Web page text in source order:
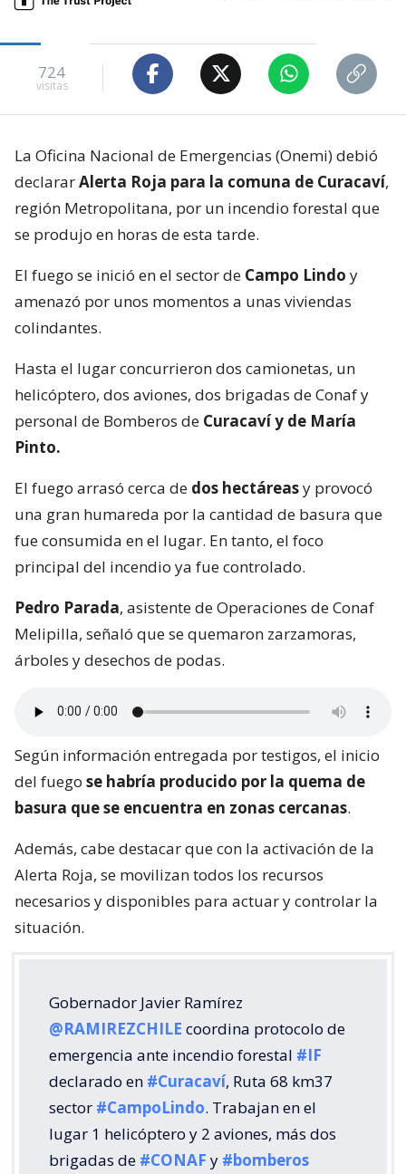
724
visitas
La Oficina Nacional de Emergencias (Onemi) debió
declararAlerta Roja para la comuna de Curacaví,
región Metropolitana, por un incendio forestal que
se produjo en horas de esta tarde.
El fuego se inició en el sector de Campo Lindo y
amenazó por unos momentos a unas viviendas
colindantes.
Hasta el lugar concurrieron dos camionetas, un
helicóptero, dos aviones, dos brigadas de Conaf y
personal de Bomberos de Curacaví y de María
Pinto.
El fuego arrasó cerca de dos hectáreasy provocó
una gran humareda por la cantidad de basura que
fue consumida en el lugar. En tanto, el foco
principal del incendio ya fue controlado.
Pedro Parada, asistente de Operaciones de Conaf
Melipilla, señaló que se quemaron zarzamoras,
árboles y desechos de podas.
Según información entregada por testigos, el inicio
del fuego se habría producido por la quema de
basura que se encuentra en zonas cercanas.
Además, cabe destacar que con la activación de la
Alerta Roja, se movilizan todos los recursos
necesarios y disponibles para actuar y controlar la
situación.
Gobernador Javier Ramírez
@RAMIREZCHILE coordina protocolo de
emergencia ante incendio forestal #IF
declarado en #Curacaví, Ruta 68 km37
sector #CampoLindo. Trabajan en el
lugar 1 helicóptero y 2 aviones, más dos
brigadas de #CONAF y #bomberos